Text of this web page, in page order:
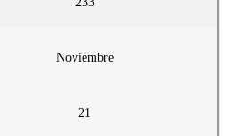
Noviembre
21